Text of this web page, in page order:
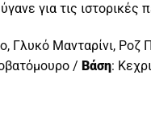
για τις ιστορικές
Γλυκό Μανταρίνι, Ροζ
/ Βάση: